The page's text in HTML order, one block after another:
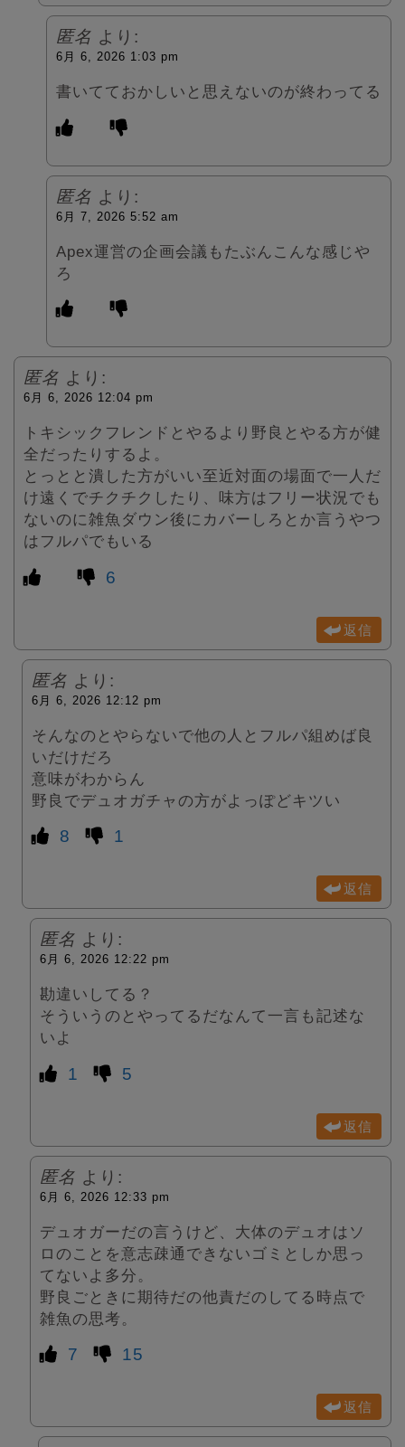
匿名 より:
6月 6, 2026 1:03 pm
書いてておかしいと思えないのが終わってる
匿名 より:
6月 7, 2026 5:52 am
Apex運営の企画会議もたぶんこんな感じや
ろ
匿名 より:
6月 6, 2026 12:04 pm
トキシックフレンドとやるより野良とやる方が健
全だったりするよ。
とっとと潰した方がいい至近対面の場面で一人だ
け遠くでチクチクしたり、味方はフリー状況でも
ないのに雑魚ダウン後にカバーしろとか言うやつ
はフルパでもいる
6
返信
匿名 より:
6月 6, 2026 12:12 pm
そんなのとやらないで他の人とフルパ組めば良
いだけだろ
意味がわからん
野良でデュオガチャの方がよっぽどキツい
8 1
返信
匿名 より:
6月 6, 2026 12:22 pm
勘違いしてる？
そういうのとやってるだなんて一言も記述な
いよ
1 5
返信
匿名 より:
6月 6, 2026 12:33 pm
デュオガーだの言うけど、大体のデュオはソ
ロのことを意志疎通できないゴミとしか思っ
てないよ多分。
野良ごときに期待だの他責だのしてる時点で
雑魚の思考。
7 15
返信